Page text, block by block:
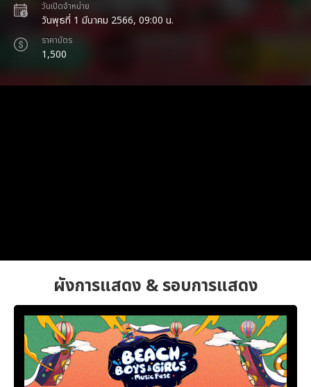
วันเปิดจำหน่าย
วันพุธที่ 1 มีนาคม 2566, 09:00 น.
ราคาบัตร
1,500
ผังการแสดง & รอบการแสดง